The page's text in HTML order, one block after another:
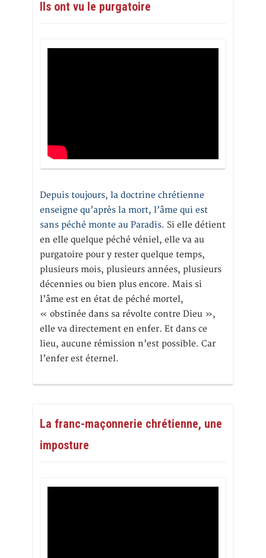
Ils ont vu le purgatoire
Depuis toujours, la doctrine chrétienne
enseigne qu’après la mort, l’âme qui est
sans péché monte au Paradis. Si elle détient
en elle quelque péché véniel, elle va au
purgatoire pour y rester quelque temps,
plusieurs mois, plusieurs années, plusieurs
décennies ou bien plus encore. Mais si
l’âme est en état de péché mortel,
« obstinée dans sa révolte contre Dieu »,
elle va directement en enfer. Et dans ce
lieu, aucune rémission n’est possible. Car
l’enfer est éternel.
La franc-maçonnerie chrétienne, une
imposture